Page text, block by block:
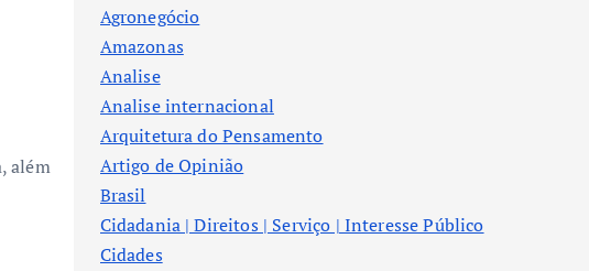
além
Agronegócio
Amazonas
Analise
Analise internacional
Arquitetura do Pensamento
Artigo de Opinião
Brasil
Cidadania | Direitos | Serviço | Interesse Público
Cidades